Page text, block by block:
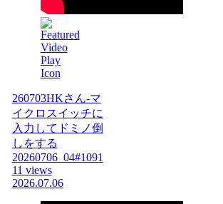
260703HKさん-マ
イクロスイッチに
入力してドミノ倒
しをする
20260706_04#1091
11 views
2026.07.06